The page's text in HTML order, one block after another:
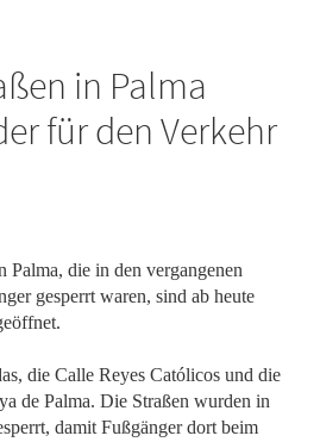
in Palma
für den Verkehr
Palma, die in den vergangenen
gesperrt waren, sind ab heute
die Calle Reyes Católicos und die
de Palma. Die Straßen wurden in
damit Fußgänger dort beim